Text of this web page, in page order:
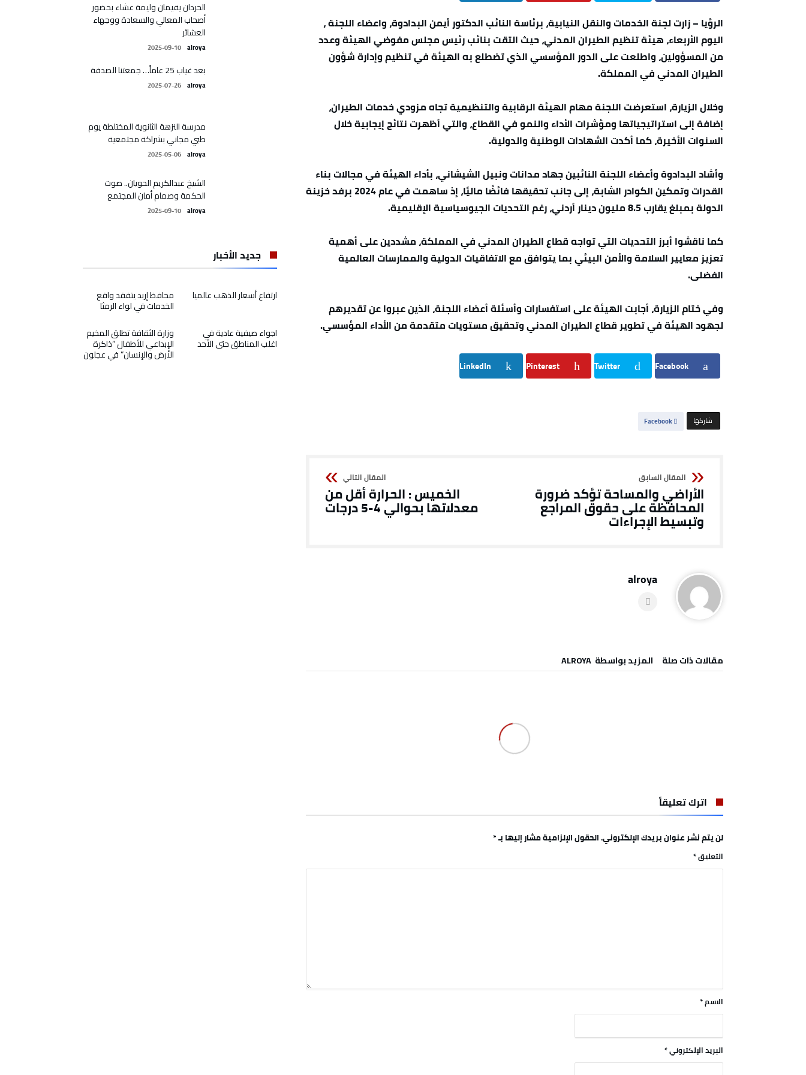
الرؤيا – زارت لجنة الخدمات والنقل النيابية، برئاسة النائب الدكتور أيمن البدادوة، واعضاء اللجنة ،
اليوم الأربعاء، هيئة تنظيم الطيران المدني، حيث التقت بنائب رئيس مجلس مفوضي الهيئة وعدد
من المسؤولين، واطلعت على الدور المؤسسي الذي تضطلع به الهيئة في تنظيم وإدارة شؤون
الطيران المدني في المملكة.
وخلال الزيارة، استعرضت اللجنة مهام الهيئة الرقابية والتنظيمية تجاه مزودي خدمات الطيران،
إضافة إلى استراتيجياتها ومؤشرات الأداء والنمو في القطاع، والتي أظهرت نتائج إيجابية خلال
السنوات الأخيرة، كما أكدت الشهادات الوطنية والدولية.
وأشاد البدادوة وأعضاء اللجنة النائبين جهاد مدانات ونبيل الشيشاني، بأداء الهيئة في مجالات بناء
القدرات وتمكين الكوادر الشابة، إلى جانب تحقيقها فائضًا ماليًا، إذ ساهمت في عام 2024 برفد خزينة
الدولة بمبلغ يقارب 8.5 مليون دينار أردني، رغم التحديات الجيوسياسية الإقليمية.
كما ناقشوا أبرز التحديات التي تواجه قطاع الطيران المدني في المملكة، مشددين على أهمية
تعزيز معايير السلامة والأمن البيئي بما يتوافق مع الاتفاقيات الدولية والممارسات العالمية
الفضلى.
وفي ختام الزيارة، أجابت الهيئة على استفسارات وأسئلة أعضاء اللجنة، الذين عبروا عن تقديرهم
لجهود الهيئة في تطوير قطاع الطيران المدني وتحقيق مستويات متقدمة من الأداء المؤسسي.
Facebook
Twitter
Pinterest
LinkedIn
‫‫ شاركها‬ Facebook
الأراضي والمساحة تؤكد ضرورة
المحافظة على حقوق المراجع
وتبسيط الإجراءات
الخميس : الحرارة أقل من
معدلاتها بحوالي 4-5 درجات
alroya
‫مقالات ذات صلة‬ ‫‫المزيد بواسطة‬ ‬ ALROYA
اترك تعليقاً
لن يتم نشر عنوان بريدك الإلكتروني.الحقول الإلزامية مشار إليها بـ*
التعليق*
الاسم*
البريد الإلكتروني*
الحردان يقيمان وليمة عشاء بحضور
أصحاب المعالي والسعادة ووجهاء
العشائر
alroya
2025-09-10
بعد غياب 25 عاماً… جمعتنا الصدفة
alroya
2025-07-26
مدرسة النزهة الثانوية المختلطة يوم
طبي مجاني بشراكة مجتمعية
alroya
2025-05-06
الشيخ عبدالكريم الحويان.. صوت
الحكمة وصمام أمان المجتمع
alroya
2025-09-10
جديد الأخبار
محافظ إربد يتفقد واقع
الخدمات في لواء الرمثا
ارتفاع أسعار الذهب عالميا
وزارة الثقافة تطلق المخيم
الإبداعي للأطفال “ذاكرة
الأرض والإنسان” في عجلون
اجواء صيفية عادية في
اغلب المناطق حتى الأحد